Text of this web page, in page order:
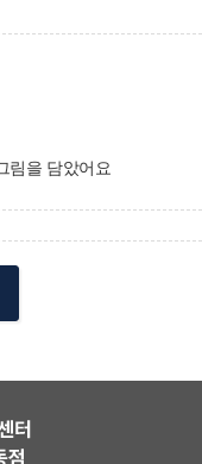
림을 담았어요